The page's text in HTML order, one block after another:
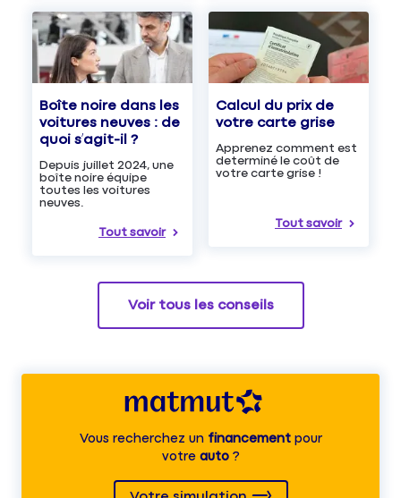
Boîte noire dans les
voitures neuves : de
quoi s’agit-il ?
Depuis juillet 2024, une
boîte noire équipe
toutes les voitures
neuves.
Tout savoir
Calcul du prix de
votre carte grise
Apprenez comment est
determiné le coût de
votre carte grise !
Tout savoir
Voir tous les conseils
Vous recherchez unfinancementpour
votre auto?